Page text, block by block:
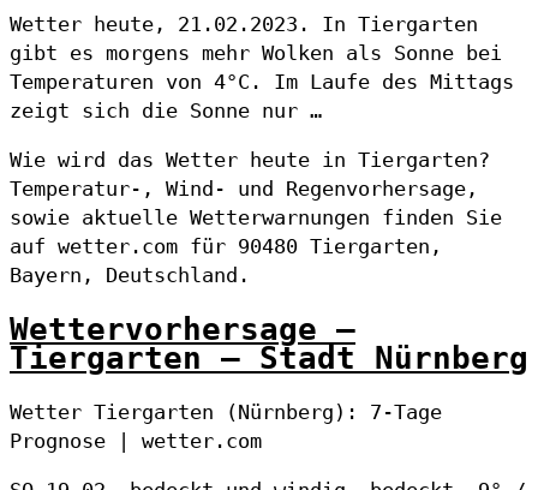
Wetter heute, 21.02.2023. In Tiergarten
gibt es morgens mehr Wolken als Sonne bei
Temperaturen von 4°C. Im Laufe des Mittags
zeigt sich die Sonne nur …
Wie wird das Wetter heute in Tiergarten?
Temperatur-, Wind- und Regenvorhersage,
sowie aktuelle Wetterwarnungen finden Sie
auf wetter.com für 90480 Tiergarten,
Bayern, Deutschland.
Wettervorhersage –
Tiergarten – Stadt Nürnberg
Wetter Tiergarten (Nürnberg): 7-Tage
Prognose | wetter.com